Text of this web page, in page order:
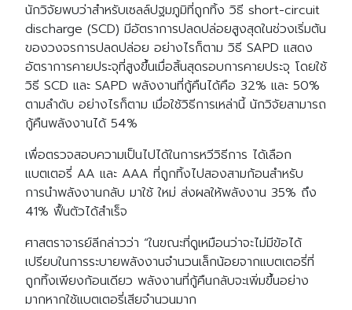
นักวิจัยพบว่าสำหรับเซลล์ปฐมภูมิที่ถูกทิ้ง วิธี short-circuit
discharge (SCD) มีอัตราการปลดปล่อยสูงสุดในช่วงเริ่มต้น
ของวงจรการปลดปล่อย อย่างไรก็ตาม วิธี SAPD แสดง
อัตราการคายประจุที่สูงขึ้นเมื่อสิ้นสุดรอบการคายประจุ โดยใช้
วิธี SCD และ SAPD พลังงานที่กู้คืนได้คือ 32% และ 50%
ตามลำดับ อย่างไรก็ตาม เมื่อใช้วิธีการเหล่านี้ นักวิจัยสามารถ
กู้คืนพลังงานได้ 54%
เพื่อตรวจสอบความเป็นไปได้ในการหวีวิธีการ ได้เลือก
แบตเตอรี่ AA และ AAA ที่ถูกทิ้งไปสองสามก้อนสำหรับ
การนำพลังงานกลับ มาใช้ ใหม่ ส่งผลให้พลังงาน 35% ถึง
41% ฟื้นตัวได้สำเร็จ
ศาสตราจารย์ลีกล่าวว่า “ในขณะที่ดูเหมือนว่าจะไม่มีข้อได้
เปรียบในการระบายพลังงานจำนวนเล็กน้อยจากแบตเตอรี่ที่
ถูกทิ้งเพียงก้อนเดียว พลังงานที่กู้คืนกลับจะเพิ่มขึ้นอย่าง
มากหากใช้แบตเตอรี่เสียจำนวนมาก